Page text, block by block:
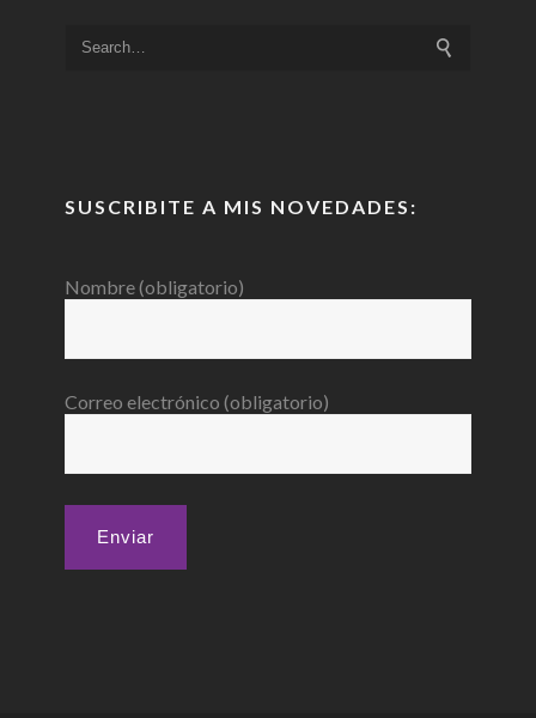
SUSCRIBITE A MIS NOVEDADES:
Nombre (obligatorio)
Correo electrónico (obligatorio)